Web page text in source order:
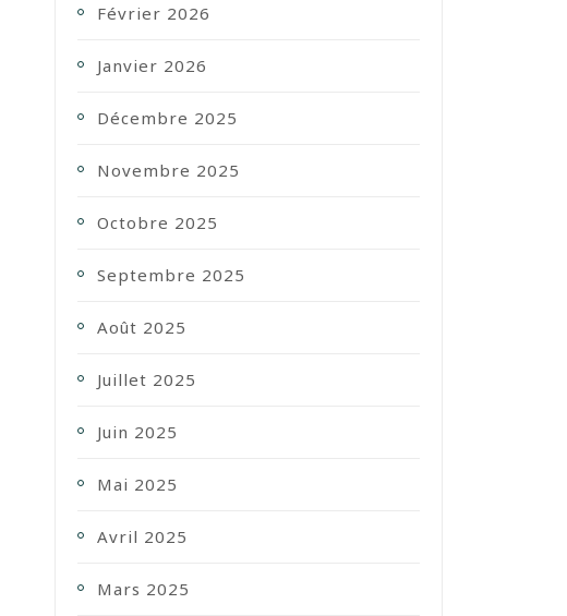
Février 2026
Janvier 2026
Décembre 2025
Novembre 2025
Octobre 2025
Septembre 2025
Août 2025
Juillet 2025
Juin 2025
Mai 2025
Avril 2025
Mars 2025